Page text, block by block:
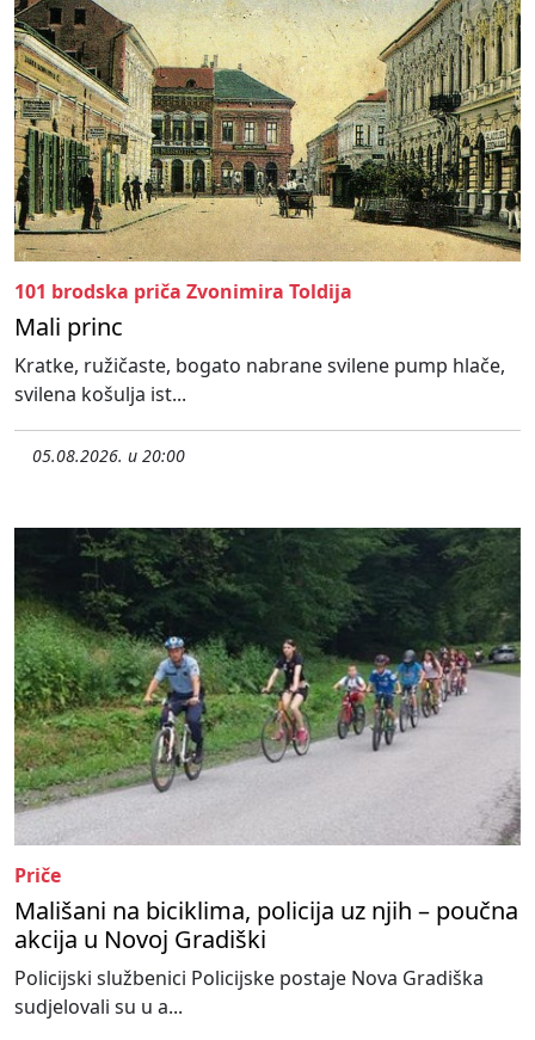
101 brodska priča Zvonimira Toldija
Mali princ
Kratke, ružičaste, bogato nabrane svilene pump hlače,
svilena košulja ist...
05.08.2026. u 20:00
Priče
Mališani na biciklima, policija uz njih – poučna
akcija u Novoj Gradiški
Policijski službenici Policijske postaje Nova Gradiška
sudjelovali su u a...